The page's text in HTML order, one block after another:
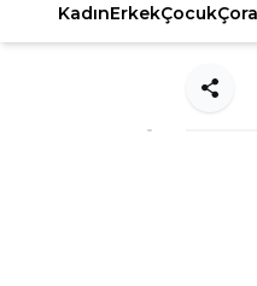
KadınErkekÇocuk
Paylaş